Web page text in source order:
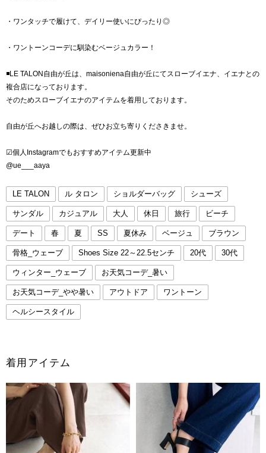
・ワンタッチで履けて、デイリー使いにぴったり◎
・ワントーンコーデに馴染むベージュカラー！
◾️LE TALON自由が丘は、maisoniena自由が丘にてスローブイエナ、イエナとの
複合店になっております。
そのためスローブイエナのアイテムを着用しております。
自由が丘へお越しの際は、ぜひお立ち寄りくださきませ。
☑︎個人Instagramでもおすすめアイテム更新中
@ue___aaya
LE TALON ル タロン ショルダーバッグ シューズ
サンダル カジュアル 大人 休日 旅行 ビーチ
デート 春 夏 SS 夏休み ベージュ ブラウン
骨格_ウェーブ Shoes Size 22～22.5センチ 20代 30代
ウィンター_ウェーブ お天気コーデ_暑い
お天気コーデ_やや暑い アウトドア ワントーン
ヘルシースタイル
着用アイテム